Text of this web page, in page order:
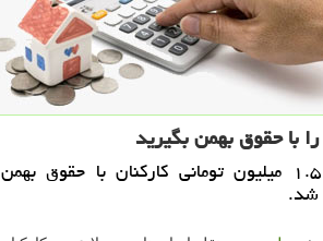
با حقوق بهمن بگیرید
عیدی ۱.۵ میلیون تومانی کارکنان با حقوق
شد.